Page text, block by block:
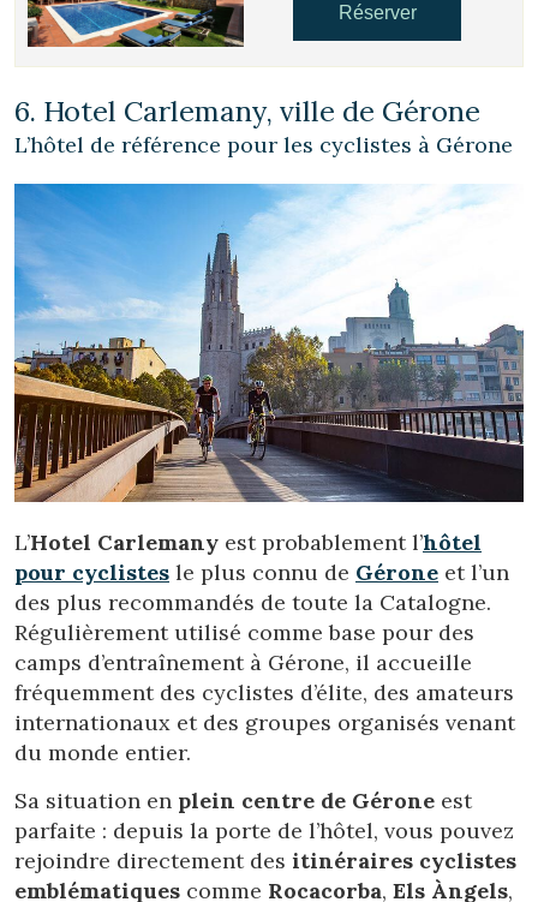
Réserver
6. Hotel Carlemany, ville de Gérone
L’hôtel de référence pour les cyclistes à Gérone
L’Hotel Carlemany est probablement l’hôtel
pour cyclistes le plus connu de Gérone et l’un
des plus recommandés de toute la Catalogne.
Régulièrement utilisé comme base pour des
camps d’entraînement à Gérone, il accueille
fréquemment des cyclistes d’élite, des amateurs
internationaux et des groupes organisés venant
du monde entier.
Sa situation en plein centre de Gérone est
parfaite : depuis la porte de l’hôtel, vous pouvez
rejoindre directement des itinéraires cyclistes
emblématiques comme Rocacorba, Els Àngels,